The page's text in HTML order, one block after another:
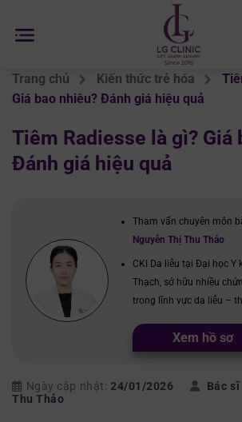
đến
Trang chủ Kiến thức trẻ hóa
Giá bao nhiêu? Đánh giá hiệu quả
Tiêm Radiesse là gì? Giá
Đánh giá hiệu quả
Tham vấn chuyên môn
Nguyễn Thị Thu Thảo
CKI Da liễu tại Đại học Y
Thạch, sở hữu nhiều
trong lĩnh vực da liễu –
Xem hồ sơ
Ngày cập nhật: 24/01/2026
Bác
Thu Thảo